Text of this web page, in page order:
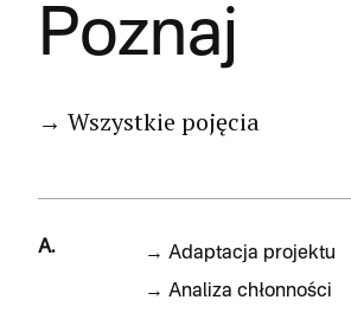
Poznaj
→ Wszystkie pojęcia
A. → Adaptacja projektu
→ Analiza chłonności